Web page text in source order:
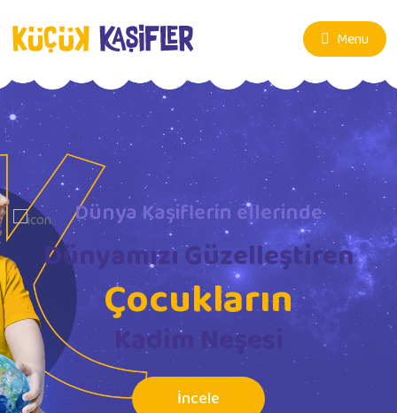
Menu
Dünya Kaşiflerin ellerinde
Dünyamızı Güzelleştiren
Çocukların
Kadim Neşesi
İncele